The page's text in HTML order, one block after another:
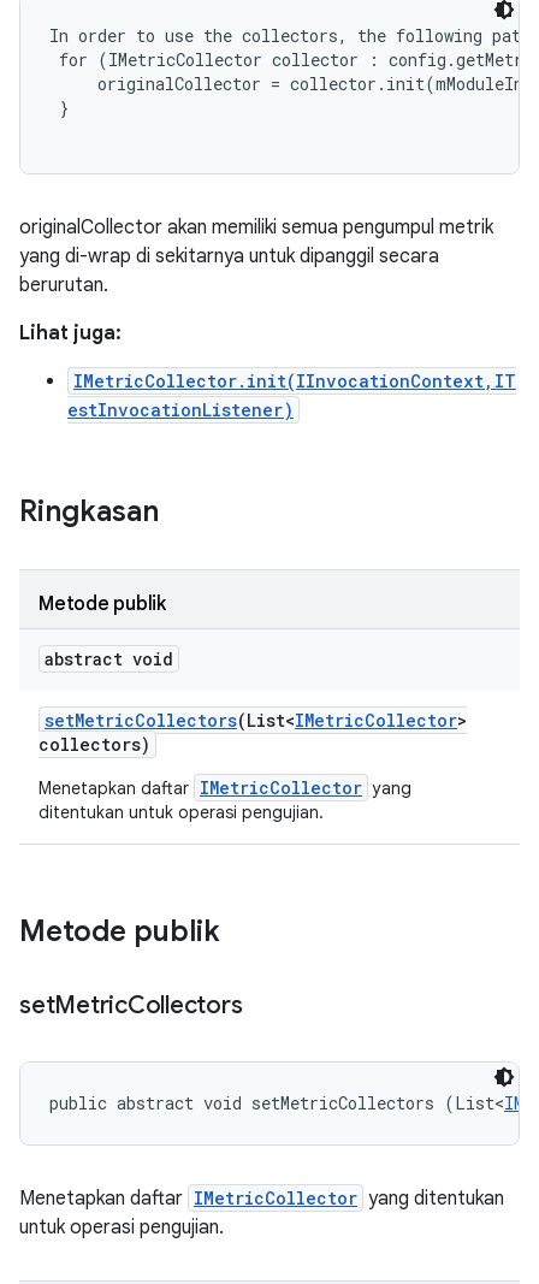
In order to use the collectors, the following
for (IMetricCollector collector :
originalCollector =
}
originalCollector akan memiliki semua pengumpul metrik
yang di-wrap di sekitarnya untuk dipanggil secara
berurutan.
Lihat juga:
IMetricCollector.init(IInvocationContext,IT
estInvocationListener)
Ringkasan
Metode publik
abstract void
setMetricCollectors(List<IMetricCollector>
collectors)
Menetapkan daftar IMetricCollector yang
ditentukan untuk operasi pengujian.
Metode publik
setMetricCollectors
public abstract void setMetricCollectors (List<
Menetapkan daftar IMetricCollector yang ditentukan
untuk operasi pengujian.